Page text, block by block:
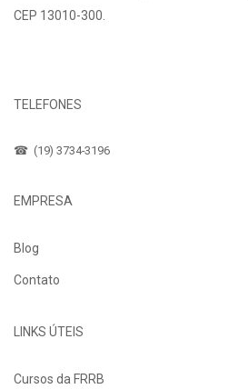
CEP 13010-300.
TELEFONES
☎ (19) 3734-3196
EMPRESA
Blog
Contato
LINKS ÚTEIS
Cursos da FRRB